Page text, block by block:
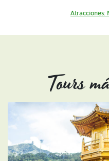
Atracciones:
Tours